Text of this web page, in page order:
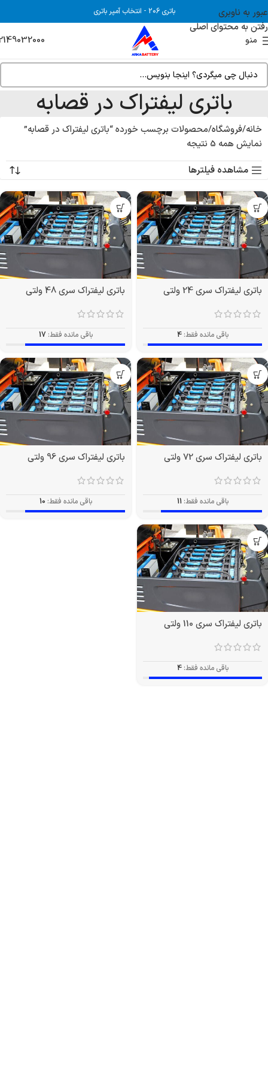
عبور به ناوبری
رفتن به محتوای اصلی
باتری 206 - انتخاب آمپر باتری
منو
باتری لیفتراک در قصابه
خانه فروشگاه محصولات برچسب خورده “باتری لیفتراک در قصابه”
نمایش همه 5 نتیجه
مشاهده فیلترها
باتری لیفتراک سری 24 ولتی
باقی مانده فقط: 4
باتری لیفتراک سری 48 ولتی
باقی مانده فقط: 17
باتری لیفتراک سری 72 ولتی
باقی مانده فقط: 11
باتری لیفتراک سری 96 ولتی
باقی مانده فقط: 10
باتری لیفتراک سری 110 ولتی
باقی مانده فقط: 4